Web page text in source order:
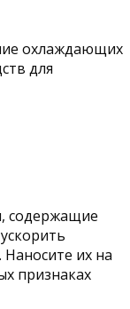
охлаждающих
для
содержащие
их на
признаках